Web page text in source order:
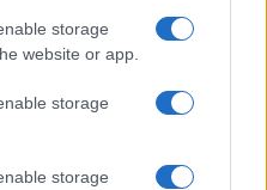
storage
website or app.
storage
storage
con chi è contro il